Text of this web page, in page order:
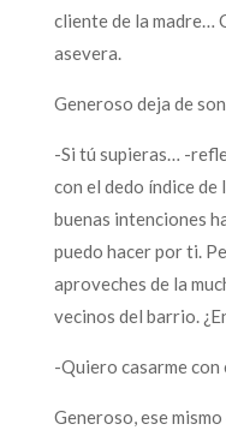
cliente de la madre…
asevera.
Generoso deja de
-Si tú supieras… -
con el dedo índice de
buenas intenciones
puedo hacer por ti.
aproveches de la
vecinos del barrio.
-Quiero casarme
Generoso, ese